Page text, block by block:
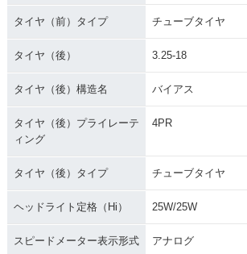
タイヤ（前）タイプ チューブタイヤ
タイヤ（後） 3.25-18
タイヤ（後）構造名 バイアス
タイヤ（後）プライレーテ
ィング
4PR
タイヤ（後）タイプ チューブタイヤ
ヘッドライト定格（Hi） 25W/25W
スピードメーター表示形式 アナログ